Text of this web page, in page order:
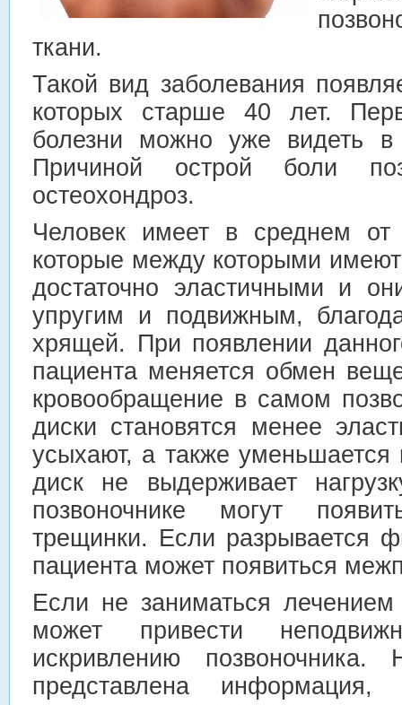
ткани.
Такой вид заболевания
которых старше 40 лет.
болезни можно уже видеть в
Причиной острой боли
остеохондроз.
Человек имеет в среднем
которые между которыми
достаточно эластичными и
упругим и подвижным,
хрящей. При появлении
пациента меняется обмен
кровообращение в самом
диски становятся менее
усыхают, а также
диск не выдерживает
позвоночнике могут
трещинки. Если разрывается
пациента может появиться
Если не заниматься
может привести
искривлению
представлена